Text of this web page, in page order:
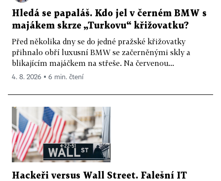
Hledá se papaláš. Kdo jel v černém BMW s
majákem skrze „Turkovu“ křižovatku?
Před několika dny se do jedné pražské křižovatky
přihnalo obří luxusní BMW se začerněnými skly a
blikajícím majáčkem na střeše. Na červenou...
4. 8. 2026 ▪ 6 min. čtení
Hackeři versus Wall Street. Falešní IT